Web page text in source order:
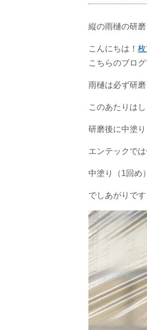
縦の雨樋の研
こんにちは！
こちらのブロ
雨樋は必ず研
このあたりは
研磨後に中塗
エンテックで
中塗り（1回め
でしあがりです